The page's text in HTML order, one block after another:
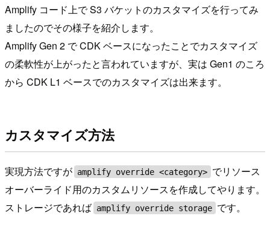
Amplify コード上で S3 バケットのカスタマイズを行ってみ
ましたのでその様子を紹介します。
Amplify Gen 2 で CDK ベースになったことでカスタマイズ
の柔軟性が上がったと言われていますが、実は Gen1 のころ
から CDK L1 ベースでのカスタマイズは出来ます。
カスタマイズ方法
実現方法ですが amplify override <category> でリソース
オーバーライド用のカスタムリソースを作成してやります。
ストレージであれば amplify override storage です。